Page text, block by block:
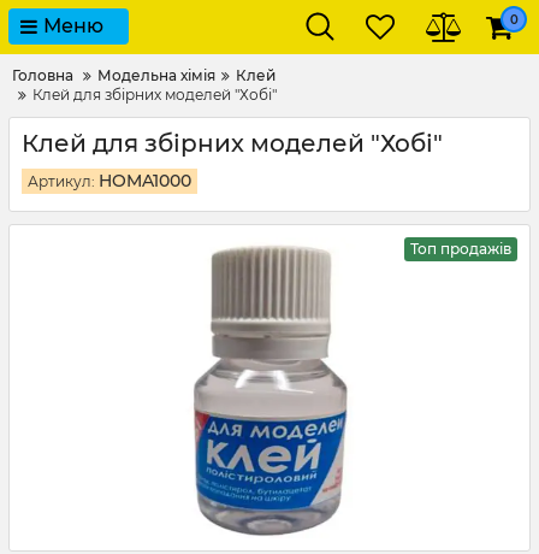
Меню 0
Головна Модельна хімія
Клей
Клей для збірних моделей "Хобі"
Клей для збірних моделей "Хобі"
Артикул: HOMA1000
Топ продажів